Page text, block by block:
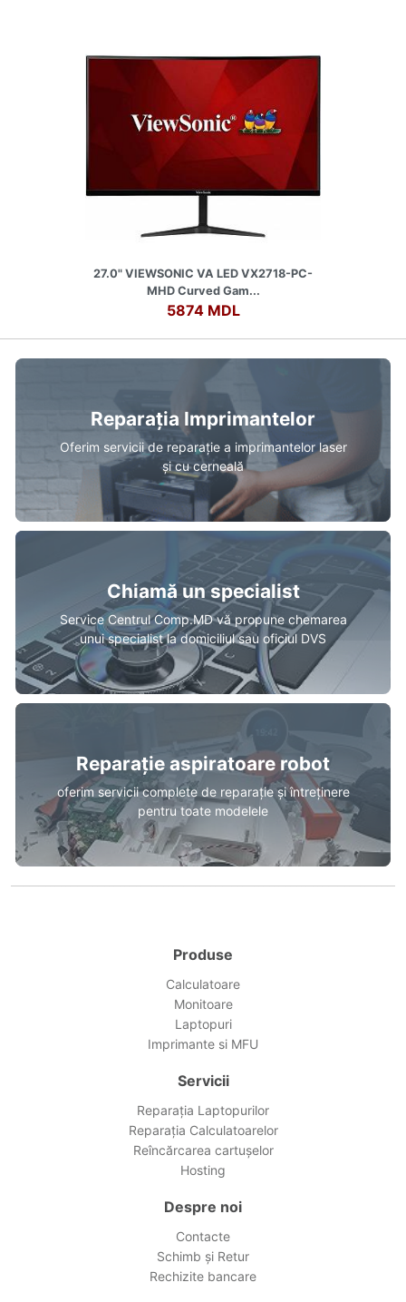
27.0" VIEWSONIC VA LED VX2718-PC-
MHD Curved Gam...
5874 MDL
Reparația Imprimantelor
Oferim servicii de reparație a imprimantelor laser
și cu cerneală
Chiamă un specialist
Service Centrul Comp.MD vă propune chemarea
unui specialist la domiciliul sau oficiul DVS
Reparație aspiratoare robot
oferim servicii complete de reparație și întreținere
pentru toate modelele
Produse
Calculatoare
Monitoare
Laptopuri
Imprimante si MFU
Servicii
Reparația Laptopurilor
Reparația Calculatoarelor
Reîncărcarea cartușelor
Hosting
Despre noi
Contacte
Schimb și Retur
Rechizite bancare